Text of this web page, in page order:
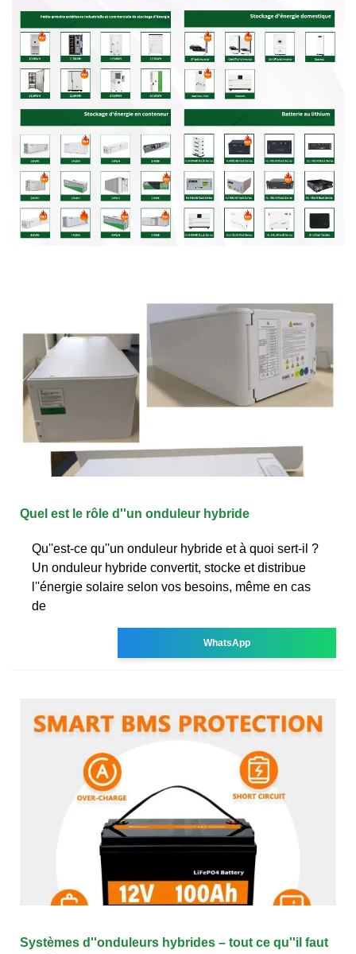
Quel est le rôle d''un onduleur hybride
Qu''est-ce qu''un onduleur hybride et à quoi sert-il ?
Un onduleur hybride convertit, stocke et distribue
l''énergie solaire selon vos besoins, même en cas
de
WhatsApp
Systèmes d''onduleurs hybrides – tout ce qu''il faut